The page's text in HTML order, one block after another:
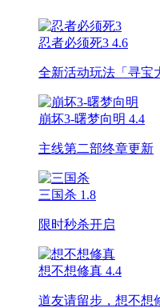
忍者必须死3 4.6
全新活动玩法「寻宝
崩坏3-曙梦向明 4.4
主线第二部终章更新
三国杀 1.8
限时秒杀开启
想不想修真 4.4
道友请留步，想不想